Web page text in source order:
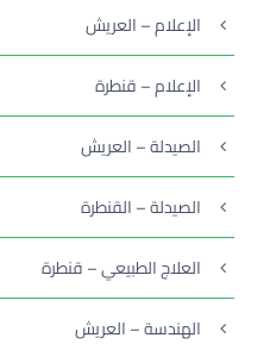
الإعلام – العريش
الإعلام – قنطرة
الصيدلة – العريش
الصيدلة – القنطرة
العلاج الطبيعي – قنطرة
الهندسة – العريش